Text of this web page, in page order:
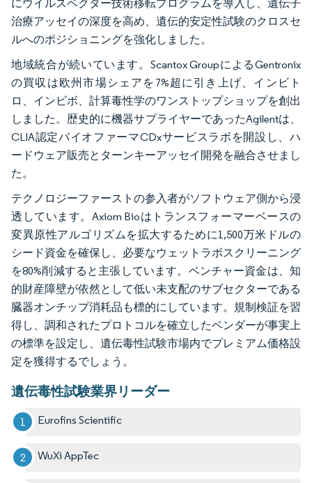
にウイルスベクター技術移転プログラムを導入し、遺伝子
治療アッセイの深度を高め、遺伝的安定性試験のクロスセ
ルへのポジショニングを強化しました。
地域統合が続いています。Scantox GroupによるGentronix
の買収は欧州市場シェアを7%超に引き上げ、インビト
ロ、インビボ、計算毒性学のワンストップショップを創出
しました。歴史的に機器サプライヤーであったAgilentは、
CLIA認定バイオファーマCDxサービスラボを開設し、ハ
ードウェア販売とターンキーアッセイ開発を融合させまし
た。
テクノロジーファーストの参入者がソフトウェア側から浸
透しています。Axiom Bioはトランスフォーマーベースの
変異原性アルゴリズムを拡大するために1,500万米ドルの
シード資金を確保し、必要なウェットラボスクリーニング
を80%削減すると主張しています。ベンチャー資金は、知
的財産障壁が依然として低い未支配のサブセクターである
臓器オンチップ消耗品も標的にしています。規制検証を習
得し、調和されたプロトコルを確立したベンダーが事実上
の標準を設定し、遺伝毒性試験市場内でプレミアム価格設
定を獲得するでしょう。
遺伝毒性試験業界リーダー
Eurofins Scientific
WuXi AppTec